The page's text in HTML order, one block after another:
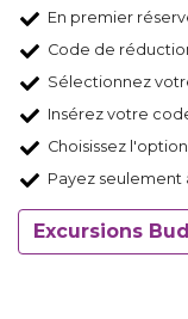
En premier
Code de
Sélectionnez
Insérez votre
Choisissez
Payez seulement
Excursions